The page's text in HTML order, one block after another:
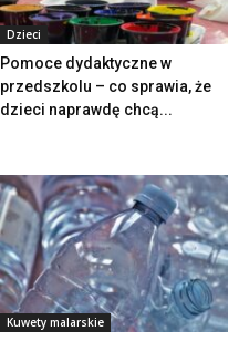
Dzieci
Pomoce dydaktyczne w
przedszkolu – co sprawia, że
dzieci naprawdę chcą...
Kuwety malarskie